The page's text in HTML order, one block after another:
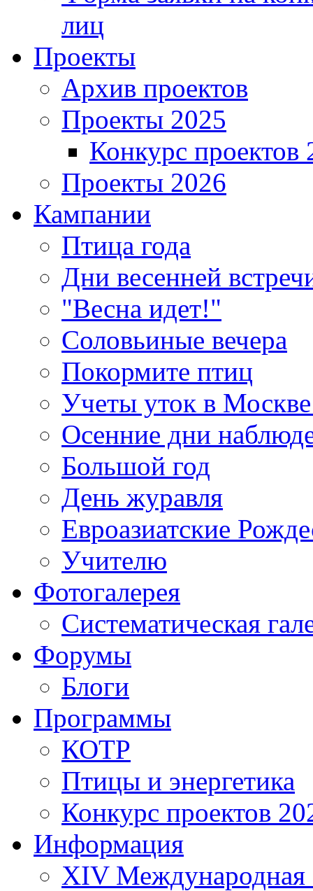
лиц
Проекты
Архив проектов
Проекты 2025
Конкурс проектов
Проекты 2026
Кампании
Птица года
Дни весенней
"Весна идет!"
Соловьиные вечера
Покормите птиц
Учеты уток в
Осенние дни
Большой год
День журавля
Евроазиатские
Учителю
Фотогалерея
Систематическая
Форумы
Блоги
Программы
КОТР
Птицы и энергетика
Конкурс проектов
Информация
XIV Международная